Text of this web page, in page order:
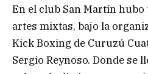
En el club San Martín
artes mixtas, bajo la
Kick Boxing de Curuzú
Sergio Reynoso. Donde se